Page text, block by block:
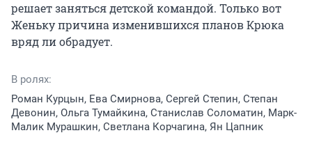
решает заняться детской командой. Только вот
Женьку причина изменившихся планов Крюка
вряд ли обрадует.
В ролях:
Роман Курцын, Ева Смирнова, Сергей Степин, Степан
Девонин, Ольга Тумайкина, Станислав Соломатин, Марк-
Малик Мурашкин, Светлана Корчагина, Ян Цапник